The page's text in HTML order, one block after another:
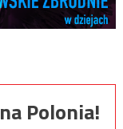
Polonia!